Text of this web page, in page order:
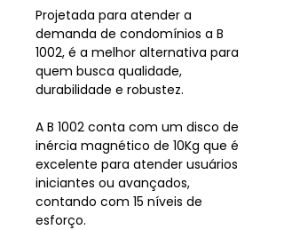
Projetada para atender a
demanda de condomínios a B
1002, é a melhor alternativa para
quem busca qualidade,
durabilidade e robustez.
A B 1002 conta com um disco de
inércia magnético de 10Kg que é
excelente para atender usuários
iniciantes ou avançados,
contando com 15 níveis de
esforço.